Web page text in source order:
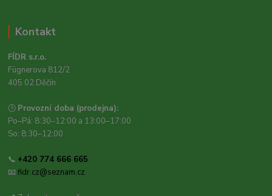
Kontakt
FÍDR s.r.o.
Fügnerova 812/2
405 02 Děčín
🕒 Provozní doba (prodejna):
Po–Pá: 8:30–12:00 a 13:00–17:00
So: 8:30–12:00
📞 +420 774 666 665
📧fidr.cz@seznam.cz